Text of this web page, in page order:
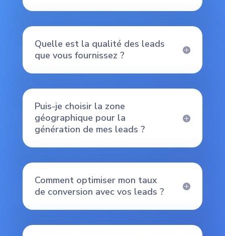
Quelle est la qualité des leads
que vous fournissez ?
Puis-je choisir la zone
géographique pour la
génération de mes leads ?
Comment optimiser mon taux
de conversion avec vos leads ?